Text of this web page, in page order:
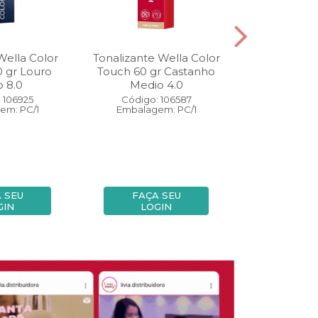
Color
gr Louro
8.0
PC/1
SEU
Tonalizante Wella Color
Touch 60 gr Castanho
Medio 4.0
Código: 106587
Embalagem: PC/1
FAÇA SEU
LOGIN